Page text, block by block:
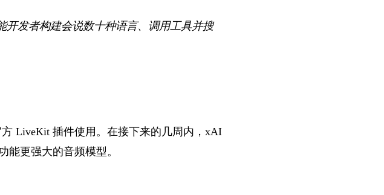
开发者构建会说数十种语言、调用工具并搜
LiveKit 插件使用。在接下来的几周内，xAI
能更强大的音频模型。